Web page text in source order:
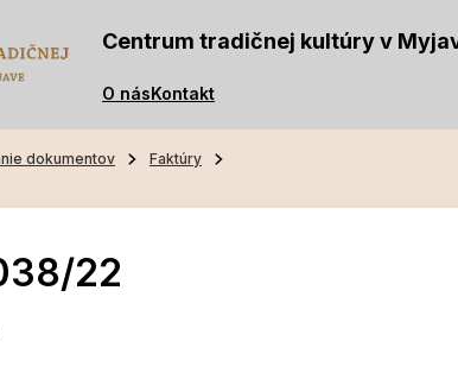
Centrum tradičnej kultúry v
O násKontakt
dokumentov Faktúry
22